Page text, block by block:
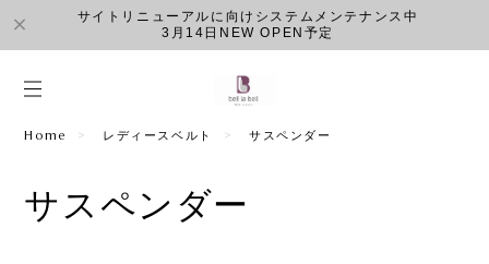
サイトリニューアルに向けシステムメンテナンス中
3月14日NEW OPEN予定
Home レディースベルト サスペンダー
サスペンダー